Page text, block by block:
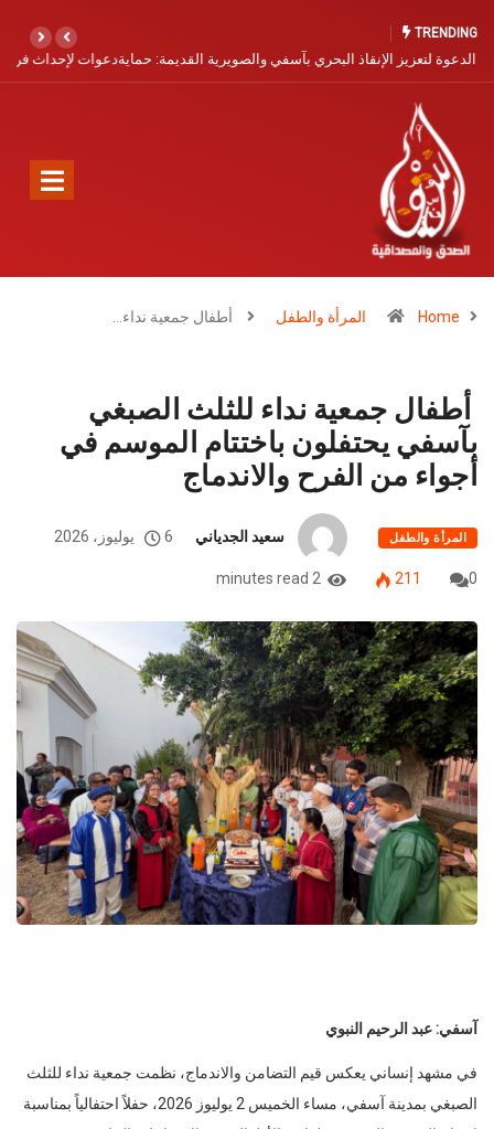
TRENDING
دعوات لإحداث فرع للأكاديمية الوطنية لركوب الموج بآسفي لتعزيز مكانتها
Home المرأة والطفل أطفال جمعية نداء…
أطفال جمعية نداء للثلث الصبغي
بآسفي يحتفلون باختتام الموسم في
أجواء من الفرح والاندماج
المرأة والطفل سعيد الجدياني 6 يوليوز، 2026
0
211
2 minutes read
آسفي: عبد الرحيم النبوي
في مشهد إنساني يعكس قيم التضامن والاندماج، نظمت جمعية نداء للثلث
الصبغي بمدينة آسفي، مساء الخميس 2 يوليوز 2026، حفلاً احتفالياً بمناسبة